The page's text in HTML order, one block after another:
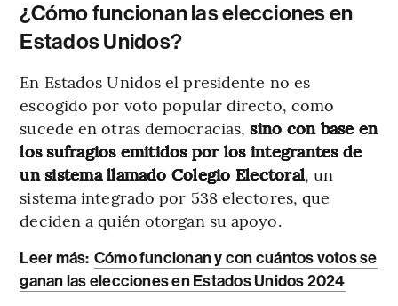
¿Cómo funcionan las elecciones en
Estados Unidos?
En Estados Unidos el presidente no es
escogido por voto popular directo, como
sucede en otras democracias, sino con base en
los sufragios emitidos por los integrantes de
un sistema llamado Colegio Electoral, un
sistema integrado por 538 electores, que
deciden a quién otorgan su apoyo.
Leer más: Cómo funcionan y con cuántos votos se
ganan las elecciones en Estados Unidos 2024